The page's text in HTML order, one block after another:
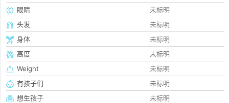
眼睛
未标明
头发
未标明
身体
未标明
高度
未标明
Weight
未标明
有孩子们
未标明
想生孩子
未标明